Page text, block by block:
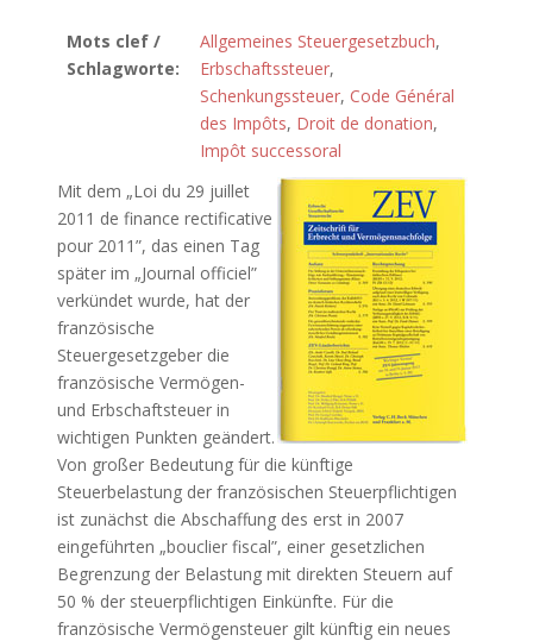
Mots clef /
Schlagworte:
Allgemeines Steuergesetzbuch,
Erbschaftssteuer,
Schenkungssteuer, Code Général
des Impôts, Droit de donation,
Impôt successoral
Mit dem „Loi du 29 juillet
2011 de finance rectificative
pour 2011”, das einen Tag
später im „Journal officiel”
verkündet wurde, hat der
französische
Steuergesetzgeber die
französische Vermögen-
und Erbschaftsteuer in
wichtigen Punkten geändert.
Von großer Bedeutung für die künftige
Steuerbelastung der französischen Steuerpflichtigen
ist zunächst die Abschaffung des erst in 2007
eingeführten „bouclier fiscal”, einer gesetzlichen
Begrenzung der Belastung mit direkten Steuern auf
50 % der steuerpflichtigen Einkünfte. Für die
französische Vermögensteuer gilt künftig ein neues